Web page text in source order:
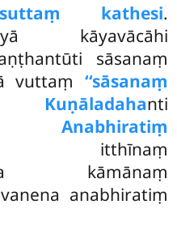
kathesi.
kāyavācāhi
sāsanaṃ
vuttaṃ ‘‘sāsanaṃ
Kuṇāladahanti
Anabhiratiṃ
kāmānaṃ
anabhiratiṃ